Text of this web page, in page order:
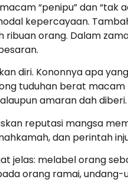
“penipu” dan
kepercayaan.
ribuan orang. Dalam
diri. Kononnya apa
tuduhan berat
amaran dah diberi.
reputasi mangsa
dan perintah
jelas: melabel orang
orang ramai,